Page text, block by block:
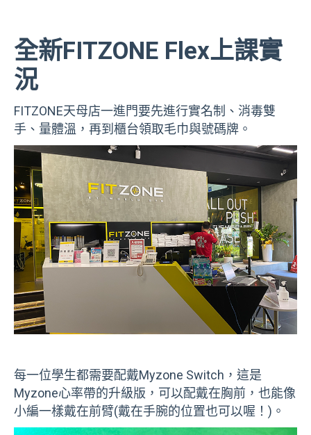
全新FITZONE Flex上課實
況
FITZONE天母店一進門要先進行實名制、消毒雙
手、量體溫，再到櫃台領取毛巾與號碼牌。
每一位學生都需要配戴Myzone Switch，這是
Myzone心率帶的升級版，可以配戴在胸前，也能像
小編一樣戴在前臂(戴在手腕的位置也可以喔！)。